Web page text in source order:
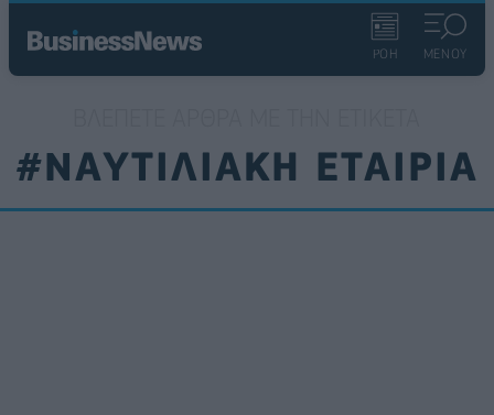
ΡΟΗ ΜΕΝΟΥ
#ΝΑΥΤΙΛΙΑΚΗ ΕΤΑΙΡΙΑ